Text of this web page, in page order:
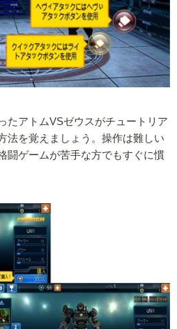
たアトムVSゼウスがチュートリア
法を覚えましょう。操作は難しい
闘ゲームが苦手な方でもすぐに慣